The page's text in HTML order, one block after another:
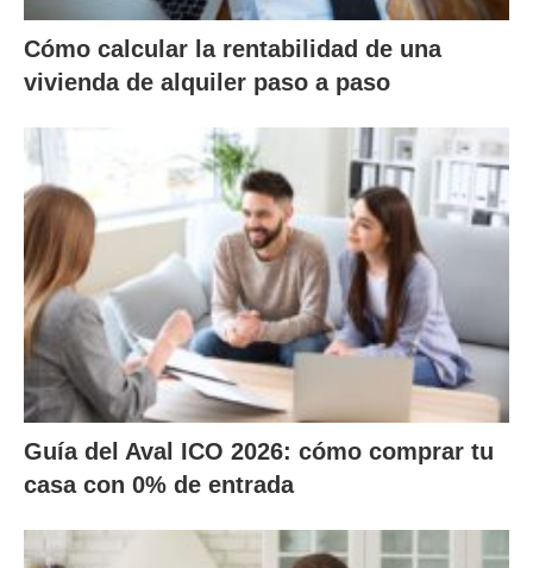
Cómo calcular la rentabilidad de una
vivienda de alquiler paso a paso
Guía del Aval ICO 2026: cómo comprar tu
casa con 0% de entrada